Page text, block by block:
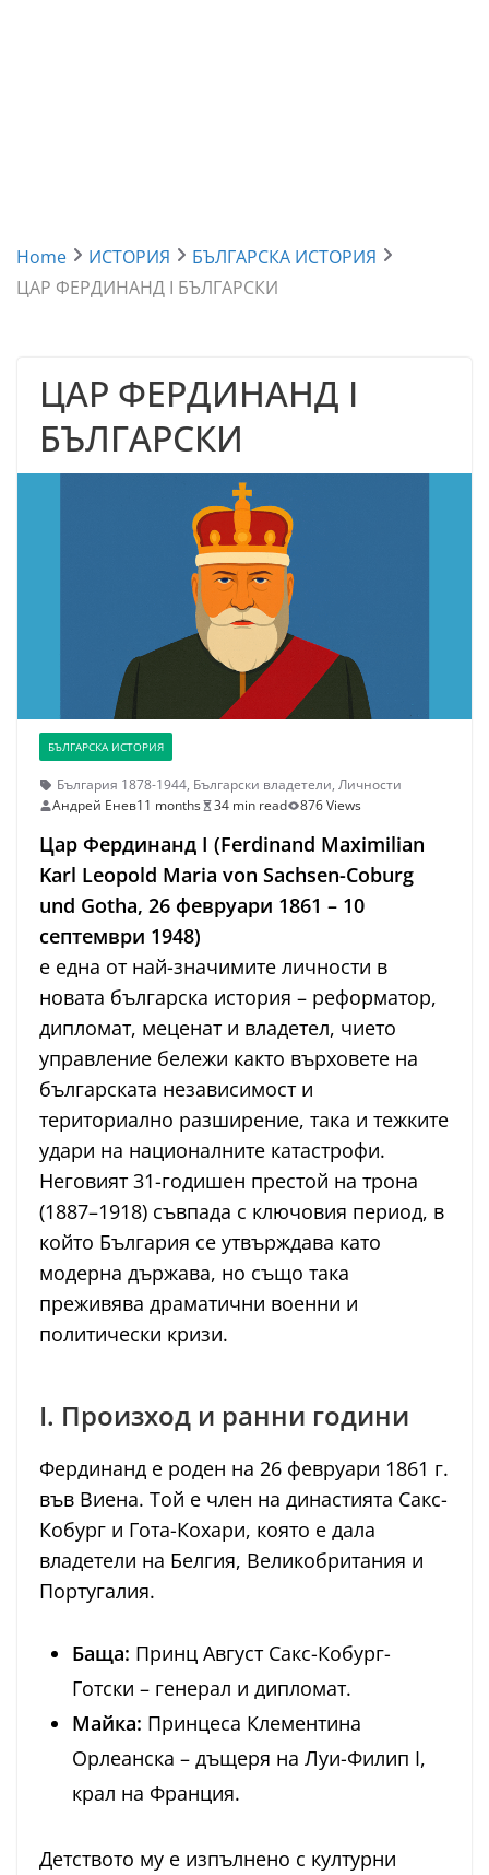
Home ИСТОРИЯ
БЪЛГАРСКА ИСТОРИЯ
ЦАР ФЕРДИНАНД I БЪЛГАРСКИ
ЦАР ФЕРДИНАНД I
БЪЛГАРСКИ
БЪЛГАРСКА ИСТОРИЯ
България 1878-1944, Български владетели, Личности
Андрей Енев11 months 34 min read 876 Views
Цар Фердинанд I (Ferdinand Maximilian
Karl Leopold Maria von Sachsen-Coburg
und Gotha, 26 февруари 1861 – 10
септември 1948)
е една от най-значимите личности в
новата българска история – реформатор,
дипломат, меценат и владетел, чието
управление бележи както върховете на
българската независимост и
териториално разширение, така и тежките
удари на националните катастрофи.
Неговият 31-годишен престой на трона
(1887–1918) съвпада с ключовия период, в
който България се утвърждава като
модерна държава, но също така
преживява драматични военни и
политически кризи.
I. Произход и ранни години
Фердинанд е роден на 26 февруари 1861 г.
във Виена. Той е член на династията Сакс-
Кобург и Гота-Кохари, която е дала
владетели на Белгия, Великобритания и
Португалия.
Баща: Принц Август Сакс-Кобург-
Готски – генерал и дипломат.
Майка: Принцеса Клементина
Орлеанска – дъщеря на Луи-Филип I,
крал на Франция.
Детството му е изпълнено с културни